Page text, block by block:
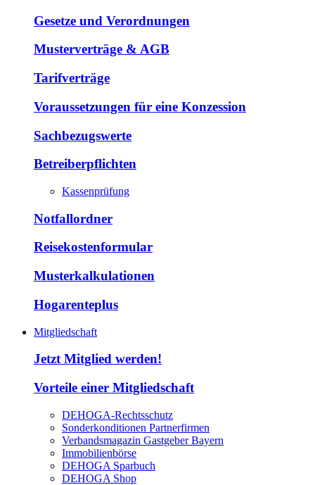
Gesetze und Verordnungen
Musterverträge & AGB
Tarifverträge
Voraussetzungen für eine Konzession
Sachbezugswerte
Betreiberpflichten
Kassenprüfung
Notfallordner
Reisekostenformular
Musterkalkulationen
Hogarenteplus
Mitgliedschaft
Jetzt Mitglied werden!
Vorteile einer Mitgliedschaft
DEHOGA-Rechtsschutz
Sonderkonditionen Partnerfirmen
Verbandsmagazin Gastgeber Bayern
Immobilienbörse
DEHOGA Sparbuch
DEHOGA Shop